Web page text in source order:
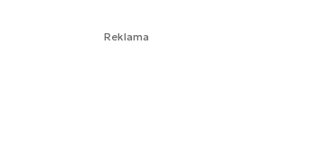
Reklama